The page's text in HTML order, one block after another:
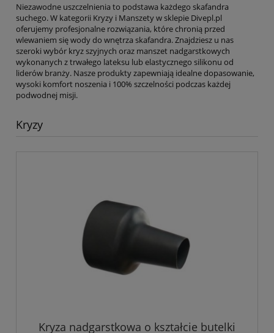
Niezawodne uszczelnienia to podstawa każdego skafandra
suchego. W kategorii Kryzy i Manszety w sklepie Divepl.pl
oferujemy profesjonalne rozwiązania, które chronią przed
wlewaniem się wody do wnętrza skafandra. Znajdziesz u nas
szeroki wybór kryz szyjnych oraz manszet nadgarstkowych
wykonanych z trwałego lateksu lub elastycznego silikonu od
liderów branży. Nasze produkty zapewniają idealne dopasowanie,
wysoki komfort noszenia i 100% szczelności podczas każdej
podwodnej misji.
Kryzy
Kryza nadgarstkowa o kształcie butelki